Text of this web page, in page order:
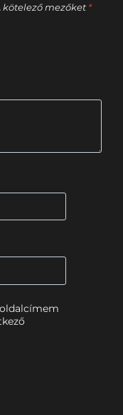
kötelező mezőket *